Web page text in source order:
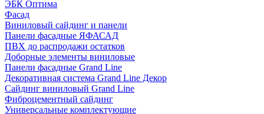
ЭБК Оптима
Фасад
Виниловый сайдинг и панели
Панели фасадные ЯФАСАД
ПВХ до распродажи остатков
Доборные элементы виниловые
Панели фасадные Grand Line
Декоративная система Grand Line Декор
Сайдинг виниловый Grand Line
Фиброцементный сайдинг
Универсальные комплектующие